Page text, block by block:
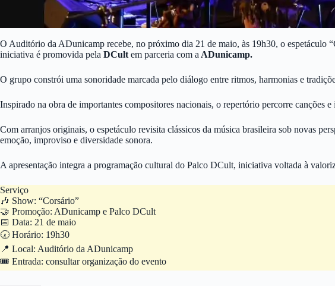
O Auditório da ADunicamp recebe, no próximo dia 21 de maio, às 19h30, o espetáculo
iniciativa é promovida pela DCult em parceria com a ADunicamp.
O grupo constrói uma sonoridade marcada pelo diálogo entre ritmos, harmonias e
Inspirado na obra de importantes compositores nacionais, o repertório percorre
Com arranjos originais, o espetáculo revisita clássicos da música brasileira sob novas
emoção, improviso e diversidade sonora.
A apresentação integra a programação cultural do Palco DCult, iniciativa voltada à
Serviço
🎶 Show: “Corsário”
🤝 Promoção: ADunicamp e Palco DCult
📅 Data: 21 de maio
🕢 Horário: 19h30
📍 Local: Auditório da ADunicamp
🎟️ Entrada: consultar organização do evento